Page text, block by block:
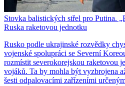
Stovka balistických střel pro Putina.
Ruska raketovou jednotku
Rusko podle ukrajinské rozvědky
vojenské spolupráci se Severní
rozmístit severokorejskou raketovou
vojáků. Ta by mohla být vyzbrojena
šesti odpalovacími zařízeními